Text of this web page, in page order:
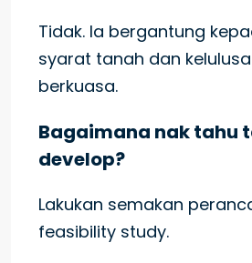
Tidak. Ia bergantung
syarat tanah dan
berkuasa.
Bagaimana nak tahu
develop?
Lakukan semakan
feasibility study.